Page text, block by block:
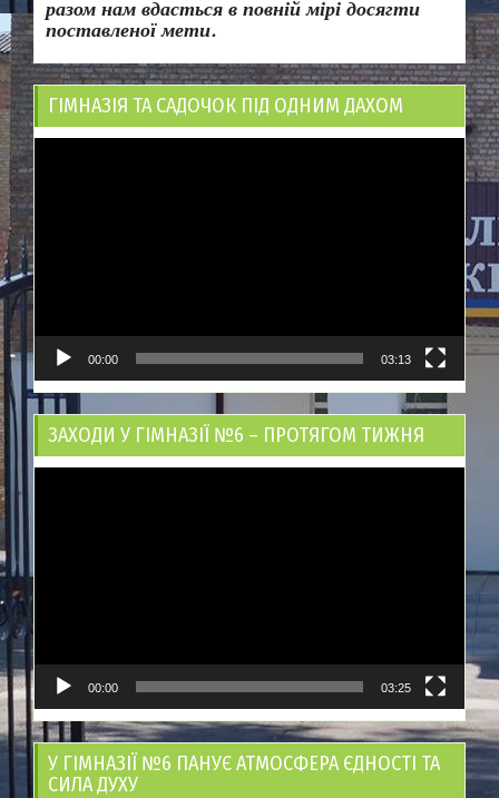
разом нам вдасться в повній мірі досягти
поставленої мети.
ГІМНАЗІЯ ТА САДОЧОК ПІД ОДНИМ ДАХОМ
00:00 03:13
ЗАХОДИ У ГІМНАЗІЇ №6 – ПРОТЯГОМ ТИЖНЯ
00:00 03:25
У ГІМНАЗІЇ №6 ПАНУЄ АТМОСФЕРА ЄДНОСТІ ТА
СИЛА ДУХУ